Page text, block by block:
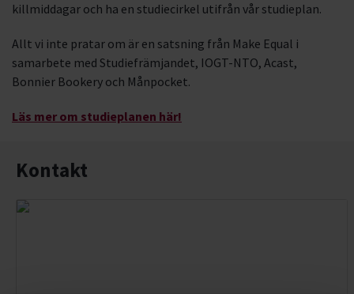
killmiddagar och ha en studiecirkel utifrån vår studieplan.
Allt vi inte pratar om är en satsning från Make Equal i
samarbete med Studiefrämjandet, IOGT-NTO, Acast,
Bonnier Bookery och Månpocket.
Läs mer om studieplanen här!
Kontakt